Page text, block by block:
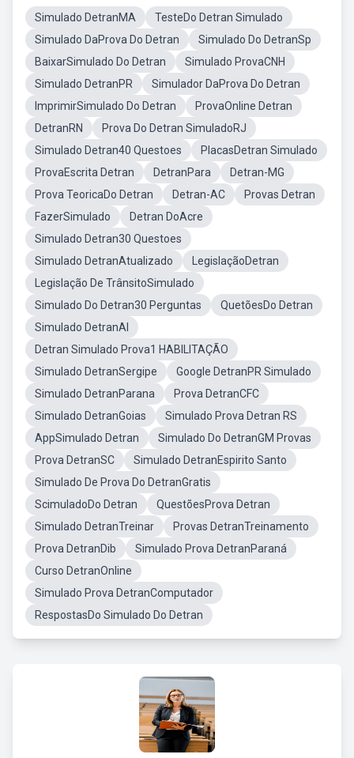
Simulado DetranMA
TesteDo Detran Simulado
Simulado DaProva Do Detran
Simulado Do DetranSp
BaixarSimulado Do Detran
Simulado ProvaCNH
Simulado DetranPR
Simulador DaProva Do Detran
ImprimirSimulado Do Detran
ProvaOnline Detran
DetranRN
Prova Do Detran SimuladoRJ
Simulado Detran40 Questoes
PlacasDetran Simulado
ProvaEscrita Detran
DetranPara
Detran-MG
Prova TeoricaDo Detran
Detran-AC
Provas Detran
FazerSimulado
Detran DoAcre
Simulado Detran30 Questoes
Simulado DetranAtualizado
LegislaçãoDetran
Legislação De TrânsitoSimulado
Simulado Do Detran30 Perguntas
QuetõesDo Detran
Simulado DetranAl
Detran Simulado Prova1 HABILITAÇÃO
Simulado DetranSergipe
Google DetranPR Simulado
Simulado DetranParana
Prova DetranCFC
Simulado DetranGoias
Simulado Prova Detran RS
AppSimulado Detran
Simulado Do DetranGM Provas
Prova DetranSC
Simulado DetranEspirito Santo
Simulado De Prova Do DetranGratis
ScimuladoDo Detran
QuestõesProva Detran
Simulado DetranTreinar
Provas DetranTreinamento
Prova DetranDib
Simulado Prova DetranParaná
Curso DetranOnline
Simulado Prova DetranComputador
RespostasDo Simulado Do Detran